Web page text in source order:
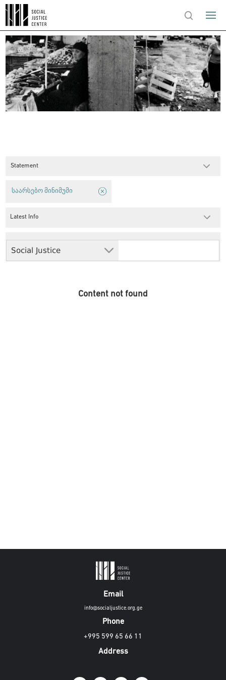
Statement
Social Justice
საარსებო მინიმუმი
Latest Info
Content not found
Email
info@socialjustice.org.ge
Phone
+995 599 65 66 11
Address